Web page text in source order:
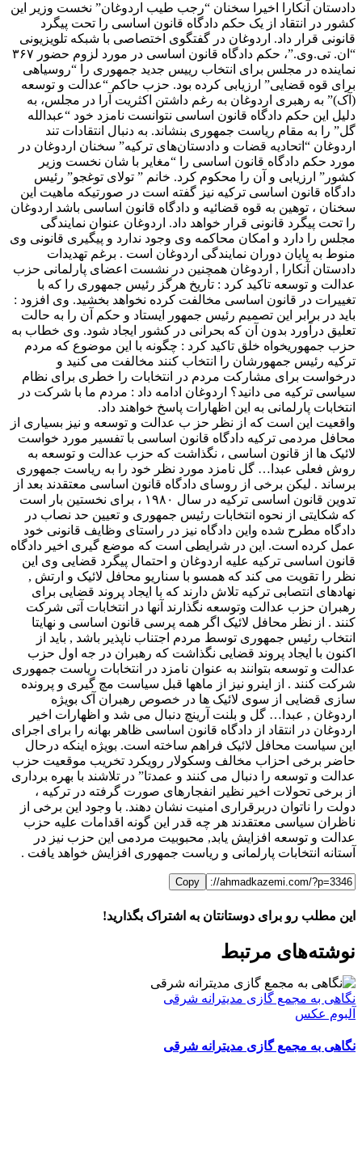
دادستان آنکارا اخیرا سخنان “رجب طیب اردوغان” نخست وزیر این
کشور در انتقاد از یک حکم دادگاه قانون اساسی را تحت پیگرد
قانونی قرار داد. اردوغان در گفتگوی اختصاصی با شبکه تلویزیونی
“ان. تی.وی.”، حکم دادگاه قانون اساسی در مورد لزوم حضور ۳۶۷
نماینده در مجلس برای انتخاب رییس جدید جمهوری را “روسیاهی
برای قوه قضایی” ارزیابی کرده بود. حزب حاکم “عدالت و توسعه
(آک)” به رهبری اردوغان به رغم داشتن اکثریت آرا در مجلس، به
دلیل این حکم دادگاه قانون اساسی نتوانست نامزد خود “عبدالله
گل” را به مقام ریاست جمهوری بنشاند. به دنبال انتقادات تند
اردوغان “اتحادیه قضات و دادستان‌های ترکیه” سخنان اردوغان در
مورد حکم دادگاه قانون اساسی را “مغایر با شان نخست وزیر
کشور” ارزیابی و آن را محکوم کرد. خانم ” تولای توغجو” رئیس
دادگاه قانون اساسی ترکیه نیز گفته است در صورتیکه ماهیت این
سخنان ، توهین به قوه قضائیه و دادگاه قانون اساسی باشد اردوغان
را تحت پیگرد قانونی قرار خواهد داد. اردوغان عنوان نمایندگی
مجلس را دارد و امکان محاکمه وی وجود ندارد و پیگیری قانونی وی
منوط به پایان دوران نمایندگی اردوغان است . برغم تهدیدات
دادستان آنکارا , اردوغان همچنین در نشست اعضای پارلمانی حزب
عدالت و توسعه تاکید کرد : تاریخ هرگز رئیس جمهوری را که با
تغییرات در قانون اساسی مخالفت کرده نخواهد بخشید. وی افزود :
باید در برابر این تصمیم رئیس جمهور ایستاد و حکم آن را به حالت
تعلیق درآورد بدون آن که بحرانی در کشور ایجاد شود. وی خطاب به
حزب جمهوریخواه خلق تاکید کرد : چگونه با این موضوع که مردم
ترکیه رئیس جمهورشان را انتخاب کنند مخالفت می کنید و
درخواست برای مشارکت مردم در انتخابات را خطری برای نظام
سیاسی ترکیه می دانید؟ اردوغان ادامه داد : مردم ما با شرکت در
انتخابات پارلمانی به این اظهارات پاسخ خواهند داد.
واقعیت این است که از نظر حز ب عدالت و توسعه و نیز بسیاری از
محافل مردمی ترکیه دادگاه قانون اساسی با تفسیر مورد خواست
لائیک ها از قانون اساسی ، نگذاشت که حزب عدالت و توسعه به
روش فعلی عبدا… گل نامزد مورد نظر خود را به ریاست جمهوری
برساند . لیکن برخی از روسای دادگاه قانون اساسی معتقدند بعد از
تدوین قانون اساسی ترکیه در سال ۱۹۸۰ ، برای نخستین بار است
که شکایتی از نحوه انتخابات رئیس جمهوری و تعیین حد نصاب در
دادگاه مطرح شده واین دادگاه نیز در راستای وظایف قانونی خود
عمل کرده است. این در شرایطی است که موضع گیری اخیر دادگاه
قانون اساسی ترکیه علیه اردوغان و احتمال پیگرد قضایی وی این
نظر را تقویت می کند که همسو با سناریو محافل لائیک و ارتش ,
نهادهای انتصابی ترکیه تلاش دارند که با ایجاد پروند قضایی برای
رهبران حزب عدالت وتوسعه نگذارند آنها در انتخابات آتی شرکت
کنند . از نظر محافل لائیک اگر همه پرسی قانون اساسی و نهایتا
انتخاب رئیس جمهوری توسط مردم اجتناب ناپذیر باشد , باید از
اکنون با ایجاد پروند قضایی نگذاشت که رهبران در جه اول حزب
عدالت و توسعه بتوانند به عنوان نامزد در انتخابات ریاست جمهوری
شرکت کنند . از اینرو نیز از ماهها قبل سیاست مچ گیری و پرونده
سازی قضایی از سوی لائیک ها در خصوص رهبران آک بویژه
اردوغان , عبدا… گل و بلنت آرینچ دنبال می شد و اظهارات اخیر
اردوغان در انتقاد از دادگاه قانون اساسی ظاهر بهانه را برای اجرای
این سیاست محافل لائیک فراهم ساخته است. بویژه اینکه درحال
حاضر برخی احزاب مخالف وسکولار رویکرد تخریب موقعیت حزب
عدالت و توسعه را دنبال می کنند و عمدتا” در تلاشند با بهره برداری
از برخی تحولات اخیر نظیر انفجارهای صورت گرفته در ترکیه ،
دولت را ناتوان دربرقراری امنیت نشان دهند. با وجود این برخی از
ناظران سیاسی معتقدند هر چه قدر این گونه اقدامات علیه حزب
عدالت و توسعه افزایش یابد, محبوبیت مردمی این حزب نیز در
آستانه انتخابات پارلمانی و ریاست جمهوری افزایش خواهد یافت .
Copy
این مطلب رو برای دوستانتان به اشتراک بگذارید!
FacebookX
LinkedIn
WhatsApp
Telegram
ایمیل
نوشته‌‌های مرتبط
نگاهی به مجمع گازی مدیترانه شرقی
آلبوم عکس
نگاهی به مجمع گازی مدیترانه شرقی